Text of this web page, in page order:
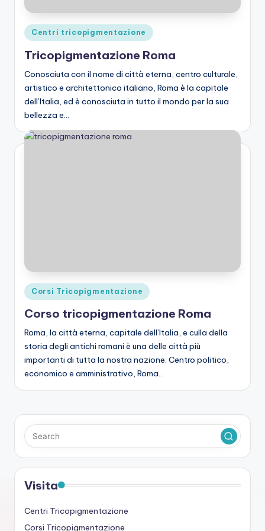
o
n
e
a
lv
ie
Posted
in
Centri tricopigmentazione
Tricopigmentazione Roma
Conosciuta con il nome di città eterna, centro culturale,
artistico e architettonico italiano, Roma è la capitale
dell’Italia, ed è conosciuta in tutto il mondo per la sua
bellezza e…
Posted
in
Corsi Tricopigmentazione
Corso tricopigmentazione Roma
Roma, la città eterna, capitale dell’Italia, e culla della
storia degli antichi romani è una delle città più
importanti di tutta la nostra nazione. Centro politico,
economico e amministrativo, Roma…
Visita
Centri Tricopigmentazione
Corsi Tricopigmentazione